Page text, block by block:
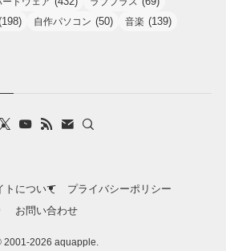
自作パソコン (50) 音楽 (139)
トについて
プライバシーポリシー
お問い合わせ
2001-2026 aquapple.